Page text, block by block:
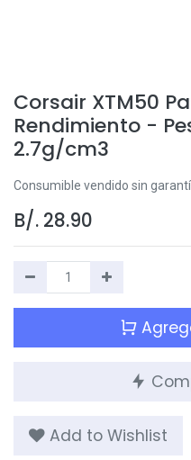
Corsair XTM50
Rendimiento -
2.7g/cm3
Consumible vendido sin
B/. 28.90
Add to Wishlist